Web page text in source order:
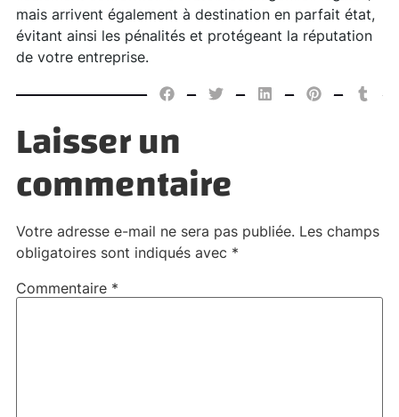
mais arrivent également à destination en parfait état,
évitant ainsi les pénalités et protégeant la réputation
de votre entreprise.
Laisser un
commentaire
Votre adresse e-mail ne sera pas publiée. Les champs
obligatoires sont indiqués avec *
Commentaire *